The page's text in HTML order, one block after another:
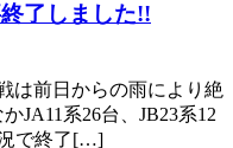
了しました!!
は前日からの雨により絶
JA11系26台、JB23系12
況で終了[…]